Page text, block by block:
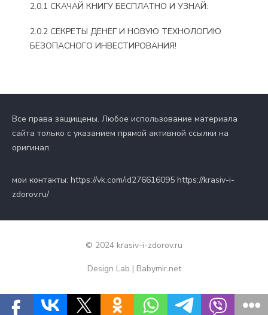
2.0.1 СКАЧАЙ КНИГУ БЕСПЛАТНО И УЗНАЙ:
2.0.2 СЕКРЕТЫ ДЕНЕГ И НОВУЮ ТЕХНОЛОГИЮ
БЕЗОПАСНОГО ИНВЕСТИРОВАНИЯ!
Все права защищены. Любое использование материала
сайта только с указанием прямой активной ссылки на
оригинал.
мои контакты: https://vk.com/id276616095 https://krasiv-i-
zdorov.ru/
© 2024 krasiv-i-zdorov.ru
Design Lab | Babymir.net